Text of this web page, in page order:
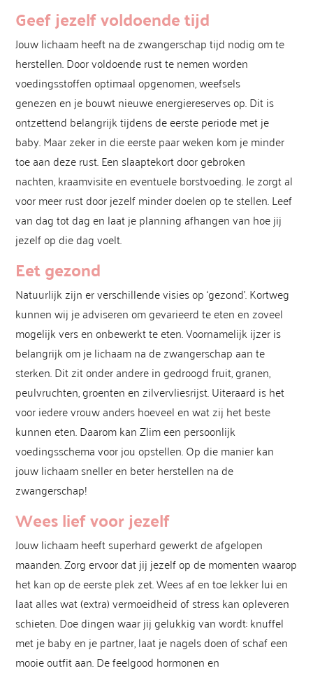
Geef jezelf voldoende tijd
Jouw lichaam heeft na de zwangerschap tijd nodig om te
herstellen. Door voldoende rust te nemen worden
voedingsstoffen optimaal opgenomen, weefsels
genezen en je bouwt nieuwe energiereserves op. Dit is
ontzettend belangrijk tijdens de eerste periode met je
baby. Maar zeker in die eerste paar weken kom je minder
toe aan deze rust. Een slaaptekort door gebroken
nachten, kraamvisite en eventuele borstvoeding. Je zorgt al
voor meer rust door jezelf minder doelen op te stellen. Leef
van dag tot dag en laat je planning afhangen van hoe jij
jezelf op die dag voelt.
Eet gezond
Natuurlijk zijn er verschillende visies op ‘gezond’. Kortweg
kunnen wij je adviseren om gevarieerd te eten en zoveel
mogelijk vers en onbewerkt te eten. Voornamelijk ijzer is
belangrijk om je lichaam na de zwangerschap aan te
sterken. Dit zit onder andere in gedroogd fruit, granen,
peulvruchten, groenten en zilvervliesrijst. Uiteraard is het
voor iedere vrouw anders hoeveel en wat zij het beste
kunnen eten. Daarom kan Zlim een persoonlijk
voedingsschema voor jou opstellen. Op die manier kan
jouw lichaam sneller en beter herstellen na de
zwangerschap!
Wees lief voor jezelf
Jouw lichaam heeft superhard gewerkt de afgelopen
maanden. Zorg ervoor dat jij jezelf op de momenten waarop
het kan op de eerste plek zet. Wees af en toe lekker lui en
laat alles wat (extra) vermoeidheid of stress kan opleveren
schieten. Doe dingen waar jij gelukkig van wordt: knuffel
met je baby en je partner, laat je nagels doen of schaf een
mooie outfit aan. De feelgood hormonen en